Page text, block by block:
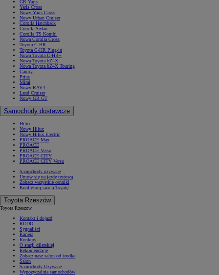
GR Yaris
Yaris Cross
Nowy Yaris Cross
Nowy Urban Cruiser
Corolla Hatchback
Corolla Sedan
Corolla TS Kombi
Nowa Corolla Cross
Toyota C-HR
Toyota C-HR Plug-in
Nowa Toyota C-HR+
Nowa Toyota bZ4X
Nowa Toyota bZ4X Touring
Camry
Prius
Mirai
Nowy RAV4
Land Cruiser
Nowy GR GT
Samochody dostawcze
Hilux
Nowy Hilux
Nowy Hilux Electric
PROACE Max
PROACE
PROACE Verso
PROACE CITY
PROACE CITY Verso
Samochody używane
Umów się na jazdę testową
Zobacz wszystkie cenniki
Konfiguruj swoją Toyotę
Toyota Rzeszów
Toyota Rzeszów
Kontakt i dojazd
RODO
Sygnaliści
Kariera
Konkurs
O stacji dilerskiej
Rekomendacje
Zobacz nasz salon od środka
Salon
Samochody Używane
Wypożyczalnia samochodów